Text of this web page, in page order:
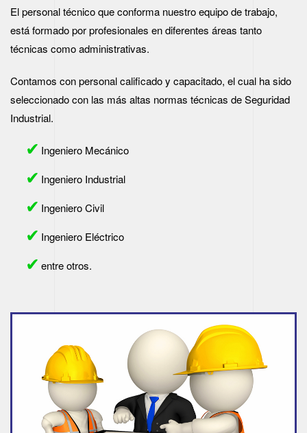
El personal técnico que conforma nuestro equipo de trabajo,
está formado por profesionales en diferentes áreas tanto
técnicas como administrativas.
Contamos con personal calificado y capacitado, el cual ha sido
seleccionado con las más altas normas técnicas de Seguridad
Industrial.
Ingeniero Mecánico
Ingeniero Industrial
Ingeniero Civil
Ingeniero Eléctrico
entre otros.